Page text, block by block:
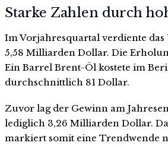
Starke Zahlen durch
Im Vorjahresquartal verdiente
5,58 Milliarden Dollar. Die
Ein Barrel Brent-Öl kostete im
durchschnittlich 81 Dollar.
Zuvor lag der Gewinn am
lediglich 3,26 Milliarden Dollar.
markiert somit eine Trendwende